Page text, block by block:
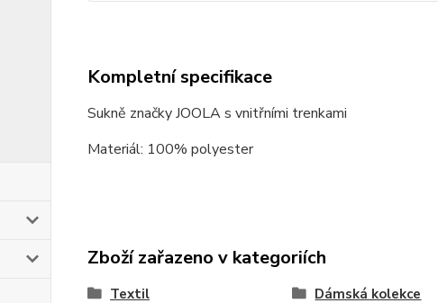
Kompletní specifikace
Sukně značky JOOLA s vnitřními trenkami
Materiál: 100% polyester
Zboží zařazeno v kategoriích
Textil Dámská kolekce